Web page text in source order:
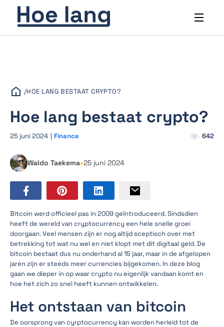
/HOE LANG BESTAAT CRYPTO?
Hoe lang bestaat crypto?
25 juni 2024 | Finance 642
Waldo Taekema•25 juni 2024
Bitcoin werd officieel pas in 2009 geïntroduceerd. Sindsdien
heeft de wereld van cryptocurrency een hele snelle groei
doorgaan. Veel mensen zijn er nog altijd sceptisch over met
betrekking tot wat nu wel en niet klopt met dit digitaal geld. De
bitcoin bestaat dus nu onderhand al 15 jaar, maar in de afgelopen
jaren zijn er steeds meer currencies bijgekomen. In deze blog
gaan we dieper in op waar crypto nu eigenlijk vandaan komt en
hoe het zich zo snel heeft kunnen ontwikkelen.
Het ontstaan van bitcoin
De oorsprong van cyrptocurrency kan worden herleid tot de